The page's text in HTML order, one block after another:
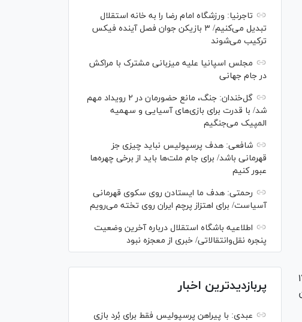
از ساعت ۱۷
تاجرنیا: ورزشگاه امام رضا را به خانه استقلال
تبدیل می‌کنیم/ ۳ بازیکن جوان فصل آینده فیکس
ترکیب می‌شوند
مجلس اسپانیا علیه میزبانی مشترک با مراکش
در جام جهانی
گل‌خندان: جنگ، مانع حضورمان در ۲ رویداد مهم
شد/ با قدرت برای بازی‌های آسیایی و سهمیه
المپیک می‌جنگیم
شافعی: هدف پرسپولیس نباید چیزی جز
قهرمانی باشد/ برای جام ملت‌ها باید از برخی چهره‌ها
عبور کنیم
رحمتی: هدف ما ایستادن روی سکوی قهرمانی
آسیاست/ برای اهتزاز پرچم ایران روی تخته می‌رویم
اطلاعیه باشگاه استقلال درباره آخرین وضعیت
پنجره نقل‌وانتقالاتی/ خبری از معجزه نبود
پربازدیدترین اخبار
عبدی: با پیراهن پرسپولیس فقط برای بُرد بازی